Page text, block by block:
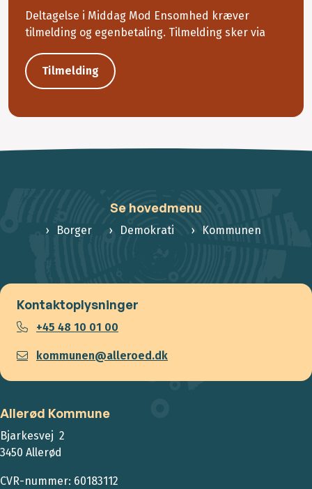
Deltagelse i Middag Mod Ensomhed kræver
tilmelding og egenbetaling. Tilmelding sker via
Tilmelding
Se hovedmenu
Borger Demokrati Kommunen
Kontaktoplysninger
+45 48 10 01 00
kommunen@alleroed.dk
Allerød Kommune
Bjarkesvej 2
3450 Allerød
CVR-nummer: 60183112